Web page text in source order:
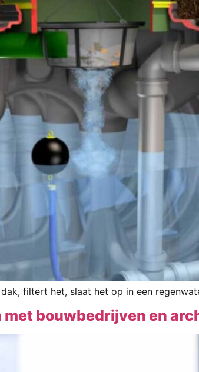
filtert het, slaat het op in een
bouwbedrijven en